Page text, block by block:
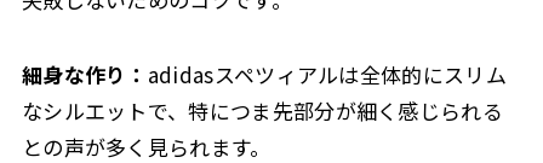
細身な作り： adidasスペツィアルは全体的にスリム
なシルエットで、特につま先部分が細く感じられる
との声が多く見られます。